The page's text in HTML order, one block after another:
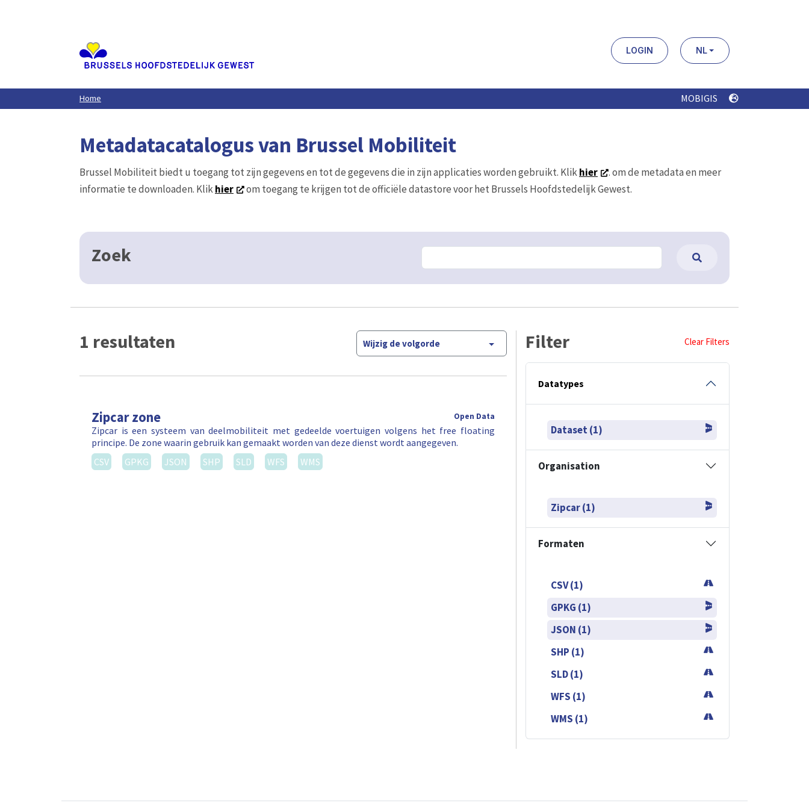
LOGIN NL
Home MOBIGIS
Metadatacatalogus van Brussel Mobiliteit
Brussel Mobiliteit biedt u toegang tot zijn gegevens en tot de gegevens die in zijn applicaties worden gebruikt. Klikhier
. om de metadata en meer
informatie te downloaden. Klikhier om toegang te krijgen tot de officiële datastore voor het Brussels Hoofdstedelijk Gewest.
Zoek
1 resultaten Wijzig de volgorde
Zipcar zone Open Data
Zipcar is een systeem van deelmobiliteit met gedeelde voertuigen volgens het free floating
principe. De zone waarin gebruik kan gemaakt worden van deze dienst wordt aangegeven.
CSV
GPKG JSON SHP SLD WFS WMS
Filter Clear Filters
Datatypes
Dataset (1)
Organisation
Zipcar (1)
Formaten
CSV (1)
GPKG (1)
JSON (1)
SHP (1)
SLD (1)
WFS (1)
WMS (1)